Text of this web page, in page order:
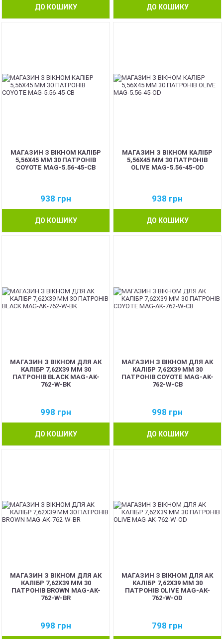
ДО КОШИКУ ДО КОШИКУ
МАГАЗИН З ВІКНОМ КАЛІБР
5,56Х45 ММ 30 ПАТРОНІВ
COYOTE MAG-5.56-45-CB
938 грн
ДО КОШИКУ
МАГАЗИН З ВІКНОМ КАЛІБР
5,56Х45 ММ 30 ПАТРОНІВ
OLIVE MAG-5.56-45-OD
938 грн
ДО КОШИКУ
МАГАЗИН З ВІКНОМ ДЛЯ АК
КАЛІБР 7,62Х39 ММ 30
ПАТРОНІВ BLACK MAG-AK-
762-W-BK
998 грн
ДО КОШИКУ
МАГАЗИН З ВІКНОМ ДЛЯ АК
КАЛІБР 7,62Х39 ММ 30
ПАТРОНІВ COYOTE MAG-AK-
762-W-CB
998 грн
ДО КОШИКУ
МАГАЗИН З ВІКНОМ ДЛЯ АК
КАЛІБР 7,62Х39 ММ 30
ПАТРОНІВ BROWN MAG-AK-
762-W-BR
998 грн
МАГАЗИН З ВІКНОМ ДЛЯ АК
КАЛІБР 7,62Х39 ММ 30
ПАТРОНІВ OLIVE MAG-AK-
762-W-OD
798 грн